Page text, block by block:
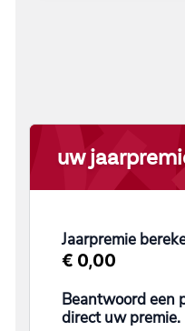
uw
Jaarpremie
€ 0,00
Beantwoord een
direct uw premie.